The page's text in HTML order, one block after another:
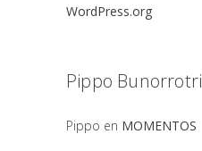
WordPress.org
Pippo Bunorrotri
Pippo en MOMENTOS